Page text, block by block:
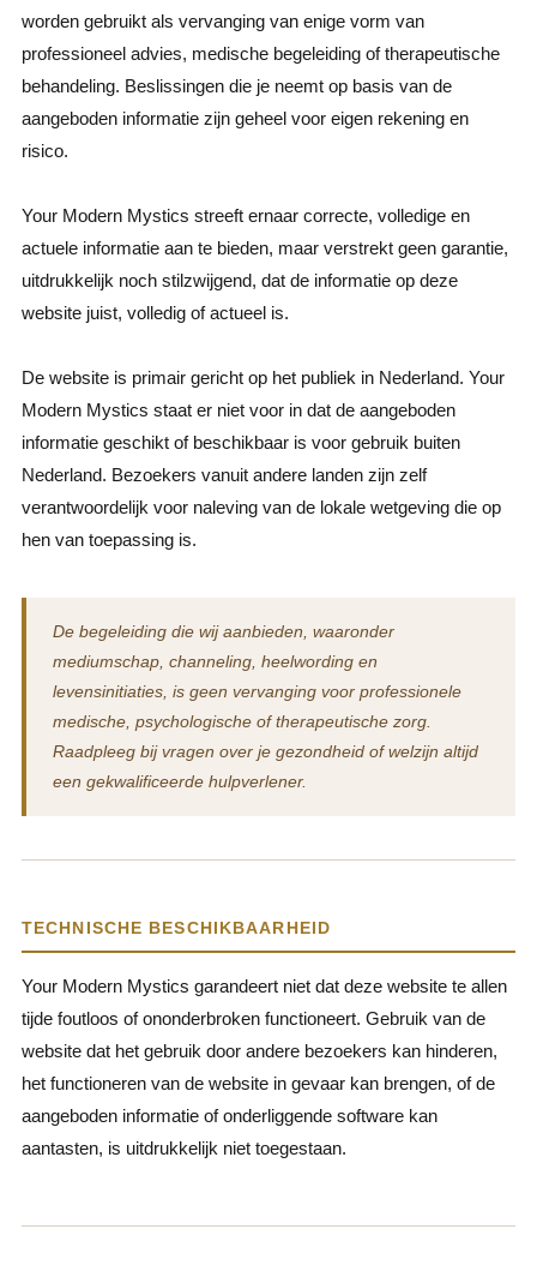
worden gebruikt als vervanging van enige vorm van
professioneel advies, medische begeleiding of therapeutische
behandeling. Beslissingen die je neemt op basis van de
aangeboden informatie zijn geheel voor eigen rekening en
risico.
Your Modern Mystics streeft ernaar correcte, volledige en
actuele informatie aan te bieden, maar verstrekt geen garantie,
uitdrukkelijk noch stilzwijgend, dat de informatie op deze
website juist, volledig of actueel is.
De website is primair gericht op het publiek in Nederland. Your
Modern Mystics staat er niet voor in dat de aangeboden
informatie geschikt of beschikbaar is voor gebruik buiten
Nederland. Bezoekers vanuit andere landen zijn zelf
verantwoordelijk voor naleving van de lokale wetgeving die op
hen van toepassing is.
De begeleiding die wij aanbieden, waaronder
mediumschap, channeling, heelwording en
levensinitiaties, is geen vervanging voor professionele
medische, psychologische of therapeutische zorg.
Raadpleeg bij vragen over je gezondheid of welzijn altijd
een gekwalificeerde hulpverlener.
TECHNISCHE BESCHIKBAARHEID
Your Modern Mystics garandeert niet dat deze website te allen
tijde foutloos of ononderbroken functioneert. Gebruik van de
website dat het gebruik door andere bezoekers kan hinderen,
het functioneren van de website in gevaar kan brengen, of de
aangeboden informatie of onderliggende software kan
aantasten, is uitdrukkelijk niet toegestaan.